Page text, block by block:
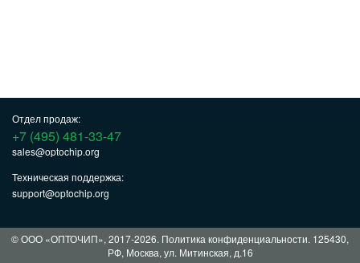
Отдел продаж:
+7 (495) 481-33-47
sales@optochip.org
Техническая поддержка:
support@optochip.org
© ООО «ОПТОЧИП», 2017-2026. Политика конфиденциальности. 125430,
РФ, Москва, ул. Митинская, д.16